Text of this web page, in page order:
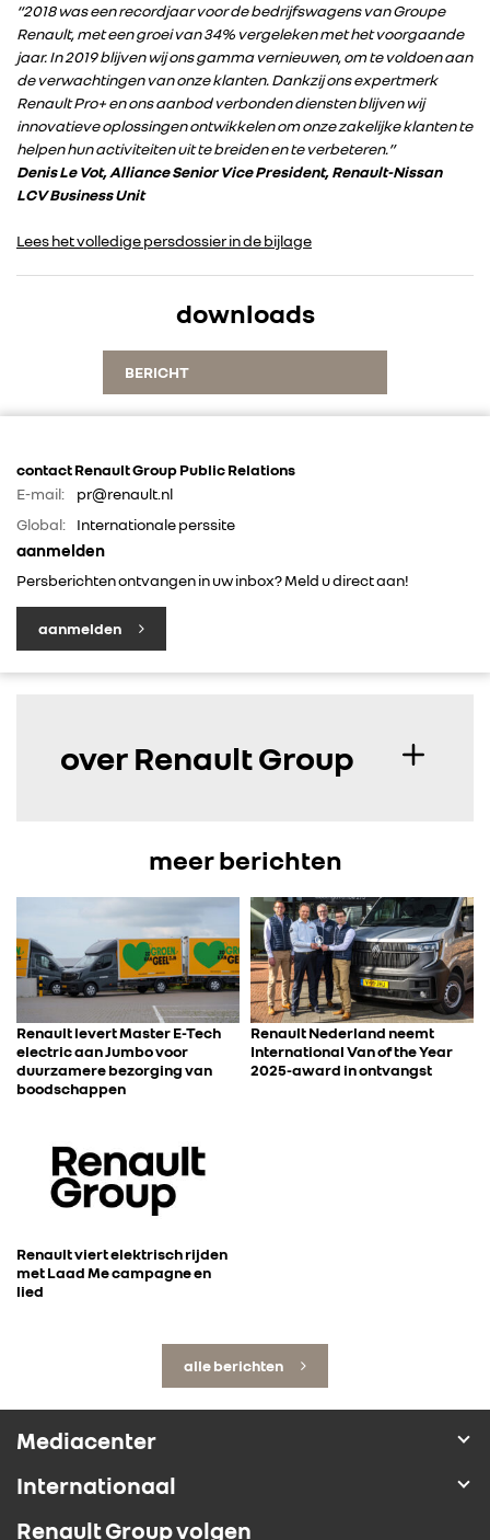
DACIA
ALPINE
ALLIANCE
“2018 was een recordjaar voor de bedrijfswagens van Groupe
Renault, met een groei van 34% vergeleken met het voorgaande
jaar. In 2019 blijven wij ons gamma vernieuwen, om te voldoen aan
de verwachtingen van onze klanten. Dankzij ons expertmerk
Renault Pro+ en ons aanbod verbonden diensten blijven wij
innovatieve oplossingen ontwikkelen om onze zakelijke klanten te
helpen hun activiteiten uit te breiden en te verbeteren.”
Denis Le Vot, Alliance Senior Vice President, Renault-Nissan
LCV Business Unit
Lees het volledige persdossier in de bijlage
downloads
BERICHT
contact Renault Group Public Relations
E-mail:
pr@renault.nl
Global:
Internationale perssite
aanmelden
Persberichten ontvangen in uw inbox? Meld u direct aan!
aanmelden
over Renault Group
meer berichten
Renault levert Master E-Tech
electric aan Jumbo voor
duurzamere bezorging van
boodschappen
Renault Nederland neemt
International Van of the Year
2025-award in ontvangst
Renault viert elektrisch rijden
met Laad Me campagne en
lied
alle berichten
Mediacenter
Internationaal
Renault Group volgen